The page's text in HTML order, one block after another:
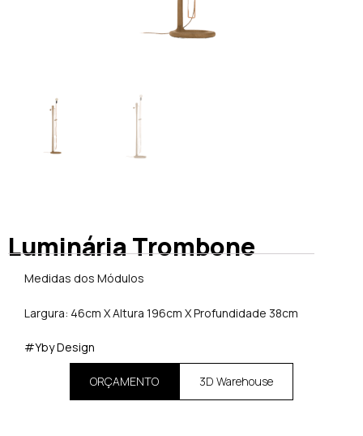
Luminária Trombone
Medidas dos Módulos
Largura: 46cm X Altura 196cm X Profundidade 38cm
#Yby Design
ORÇAMENTO 3D Warehouse